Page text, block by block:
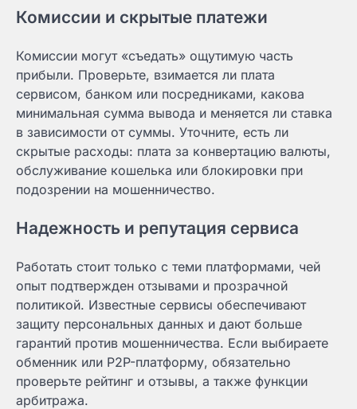
Комиссии и скрытые платежи
Комиссии могут «съедать» ощутимую часть
прибыли. Проверьте, взимается ли плата
сервисом, банком или посредниками, какова
минимальная сумма вывода и меняется ли ставка
в зависимости от суммы. Уточните, есть ли
скрытые расходы: плата за конвертацию валюты,
обслуживание кошелька или блокировки при
подозрении на мошенничество.
Надежность и репутация сервиса
Работать стоит только с теми платформами, чей
опыт подтвержден отзывами и прозрачной
политикой. Известные сервисы обеспечивают
защиту персональных данных и дают больше
гарантий против мошенничества. Если выбираете
обменник или P2P-платформу, обязательно
проверьте рейтинг и отзывы, а также функции
арбитража.